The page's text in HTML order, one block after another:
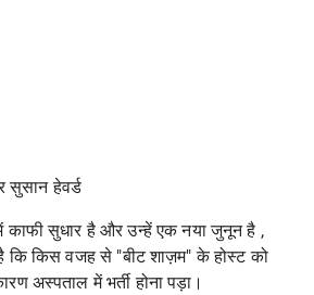
हेवर्ड
काफी सुधार है और उन्हेंएक नया जुनून है ,
कि किस वजह से "बीट शाज़म" के होस्ट को
अस्पताल में भर्ती होना पड़ा।